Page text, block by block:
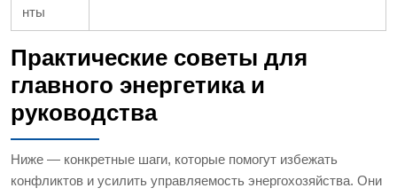
нты
Практические советы для
главного энергетика и
руководства
Ниже — конкретные шаги, которые помогут избежать
конфликтов и усилить управляемость энергохозяйства. Они